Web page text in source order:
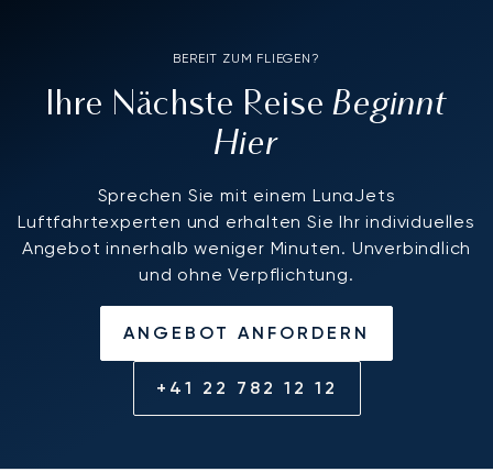
BEREIT ZUM FLIEGEN?
Ihre Nächste ReiseBeginnt
Hier
Sprechen Sie mit einem LunaJets
Luftfahrtexperten und erhalten Sie Ihr individuelles
Angebot innerhalb weniger Minuten. Unverbindlich
und ohne Verpflichtung.
ANGEBOT ANFORDERN
+41 22 782 12 12